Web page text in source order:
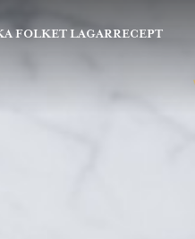
RECEPT
FOLKET LAGAR